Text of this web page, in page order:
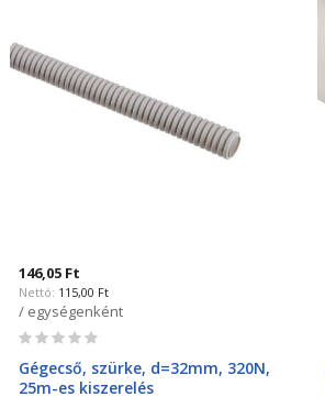
146,05 Ft
115,00 Ft
/ egységenként
Rating:
Gégecső, szürke, d=32mm, 320N,
25m-es kiszerelés